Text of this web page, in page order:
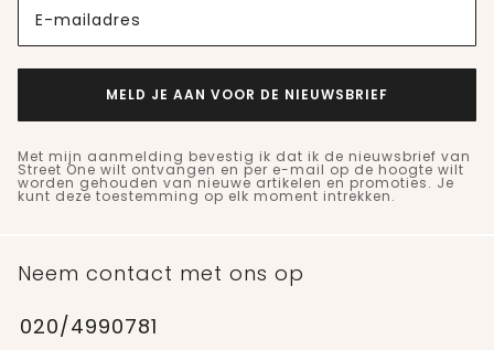
E-mailadres
MELD JE AAN VOOR DE NIEUWSBRIEF
Met mijn aanmelding bevestig ik dat ik de nieuwsbrief van
Street One wilt ontvangen en per e-mail op de hoogte wilt
worden gehouden van nieuwe artikelen en promoties. Je
kunt deze toestemming op elk moment intrekken.
Neem contact met ons op
020/4990781